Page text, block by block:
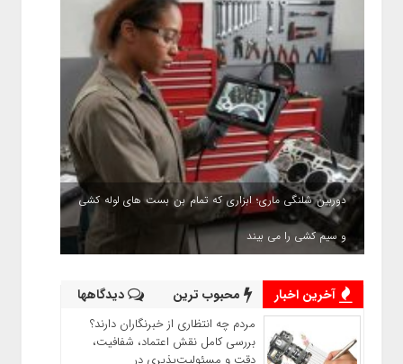
دوربین شلنگی ماری؛ ابزاری که تمام بن بست های لوله کشی
و سیم کشی را می بیند
آخرین اخبار محبوب ترین دیدگاهها
مردم چه انتظاری از خبرنگاران دارند؟
بررسی کامل نقش اعتماد، شفافیت،
دقت و مسئولیت‌پذیری در